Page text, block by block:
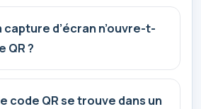
capture d’écran n’ouvre-t-
QR ?
code QR se trouve dans un